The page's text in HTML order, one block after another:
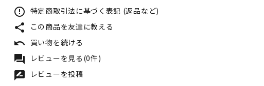
error_outline 特定商取引法に基づく表記 (返品など)
share この商品を友達に教える
undo 買い物を続ける
forum レビューを見る(0件)
rate_review レビューを投稿